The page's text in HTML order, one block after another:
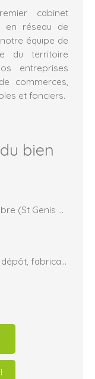
cabinet
en réseau de
équipe de
du territoire
entreprises
commerces,
et fonciers.
du bien
Métro B à 10 minutes en octobre (St Genis Hopitaux)
Idéal toute activité artisanale, dépôt, fabrication, ...